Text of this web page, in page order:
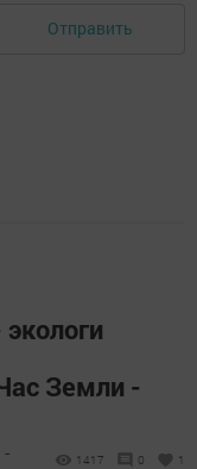
Отправить
Земли -
1417 0 1